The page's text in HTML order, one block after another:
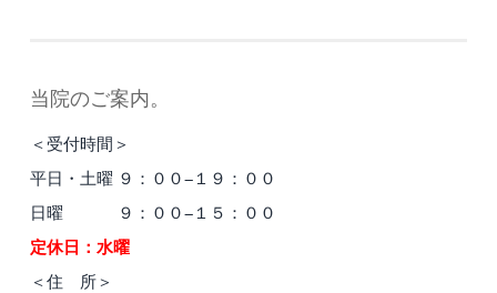
当院のご案内。
＜受付時間＞
平日・土曜 ９：００−１９：００
日曜 ９：００−１５：００
定休日：水曜
＜住 所＞